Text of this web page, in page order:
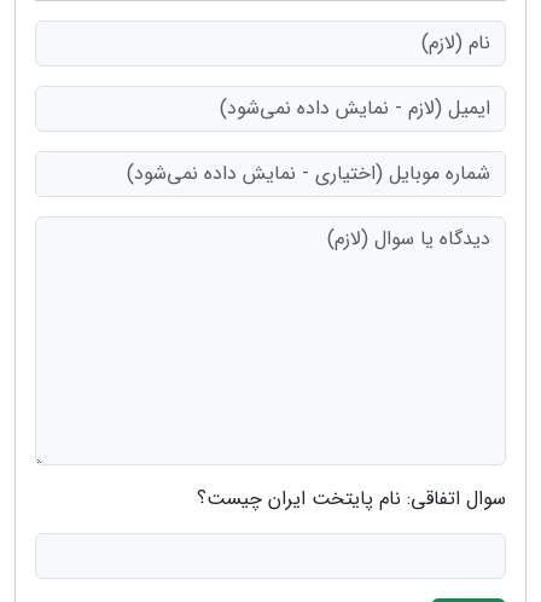
سوال اتفاقی: نام پایتخت ایران چیست؟